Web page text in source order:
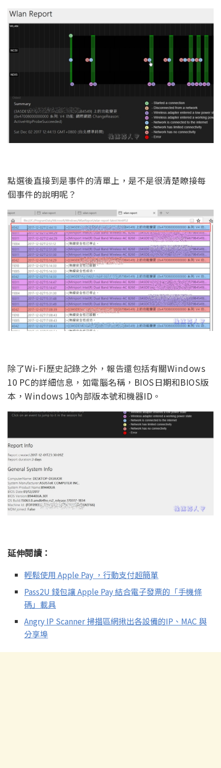
點選後直接到是事件的清單上，是不是很清楚瞭接每
個事件的說明呢？
除了Wi-Fi歷史記錄之外，報告還包括有關Windows
10 PC的詳細信息，如電腦名稱，BIOS日期和BIOS版
本，Windows 10內部版本號和機器ID。
延伸閱讀：
輕鬆使用 Apple Pay ，行動支付超簡單
Pass2U 錢包讓 Apple Pay 結合電子發票的「手機條
碼」載具
Angry IP Scanner 掃描區網揪出各設備的IP、MAC 與
分享埠